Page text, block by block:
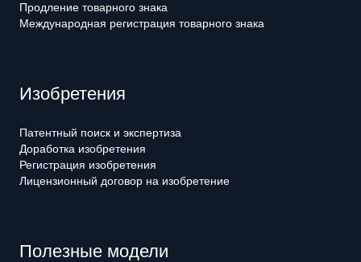
Продление товарного знака
Международная регистрация товарного знака
Изобретения
Патентный поиск и экспертиза
Доработка изобретения
Регистрация изобретения
Лицензионный договор на изобретение
Полезные модели